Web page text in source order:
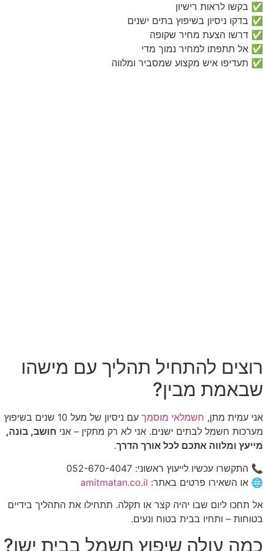
✅ בקשו לראות רישיון
✅ בדקו ניסיון בשיפוץ בתים ישנים
✅ דרשו הצעת מחיר שקופה
✅ אל תתפתו למחיר נמוך מדי
✅ תעדיפו איש מקצוע שמסביר ומלווה
רוצים להתחיל תהליך עם מישהו
שבאמת מבין?
אני עמית מתן, חשמלאי מוסמך
עם ניסיון של מעל 10 שנים בשיפוץ
מערכות חשמל לבתים ישנים. אני לא רק מתקין – אני חושב, בונה,
מייעץ ומלווה אתכם לכל אורך הדרך.
📞 התקשרו עכשיו לייעוץ ראשוני: 052-670-4047
🌐 או השאירו פרטים באתר: amitmatan.co.il
אל תחכו ליום שבו יהיה קצר או תקלה. תתחילו את התהליך בידיים
בטוחות – ותחיו בבית בטוח ונעים.
כמה עולה שיפוץ חשמל בבית ישן?